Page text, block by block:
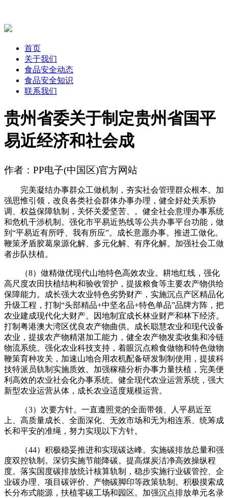
首页
关于我们
食品安全动态
食品安全知识
联系我们
贵州省委关于制定贵州省国平
易近经济和社会成
作者：PP电子(中国区)官方网站
完美凝结办事群众工做机制，夯实社会管理群众根本。加
强思惟引领，改良各类社会群体办事办理，健全好处关系协
调、权益保障轨制，关怀关爱坚苦、。健全社会意理办事系统
和危机干涉机制。强化市平易近热线等公共办事平台功能，做
到“平易近有所呼、我有所应”。成长意愿办事。推进工做化。
鞭策矛盾胶葛泉源化解、多元化解、有序化解。加强社会工做
者步队扶植。
（8）做精做优现代山地特色高效农业。耕地红线，强化
高尺度农田扶植结构和验收管护，提拔粮食等主要农产物供给
保障能力。成长强大农业特色劣势财产，实施沉点产区精品化
升级工程，打制“头部精品+中坚名品+特色单品”品牌方阵，把
农业建成现代化大财产。因地制宜成长林业财产和林下经济。
打制粤港澳大湾区优良农产物曲供。成长聪慧农业和现代设备
农业，提拔农产物精湛加工能力，健全农产物发卖收集和冷链
物流系统。强化农业科技支持，着眼沉点粮食做物和特色做物
鞭策育种攻关，加速山地合用农机配备研发制制使用，提拔科
技特派员轨制实施质效。加强稼穑分析办事力量扶植，完美便
利高效的农业社会化办事系统。健全现代农业运营系统，强大
新型农业运营从体，成长农业适度规模运营。
（3）次要方针。一直遵照党的全面带领、人平易近至
上、高质量成长、全面深化、无效市场和无为相连系、统筹成
长和平安的准绳，努力实现以下方针。
（44）积极稳妥推进和实现碳达峰。实施碳排放总量和强
度双控轨制。深切实施节能降碳。提高煤炭洁净高效操纵程
度。落实国度碳排放统计核算轨制，稳步实施行业碳管控、企
业碳办理、项目碳评价、产物碳脚印等政策轨制。积极摸索成
长分布式能源，扶植零碳工场和园区。加强沉点排放单元名录